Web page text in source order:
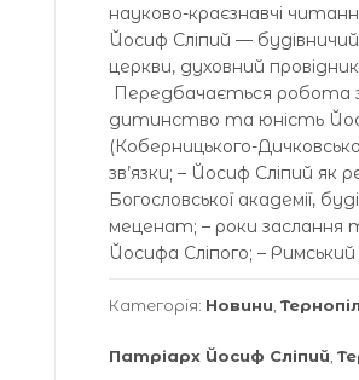
науково-краєзнавчі
Йосиф Сліпий — будівничий
церкви, духовний провідник
Передбачається робота
дитинство та юність
(Коберницького-
зв’язки; – Йосиф Сліпий як
Богословської академії,
меценат; – роки заслання
Йосифа Сліпого; –
Категорія: Новини
Патріарх Йосиф Сліпий